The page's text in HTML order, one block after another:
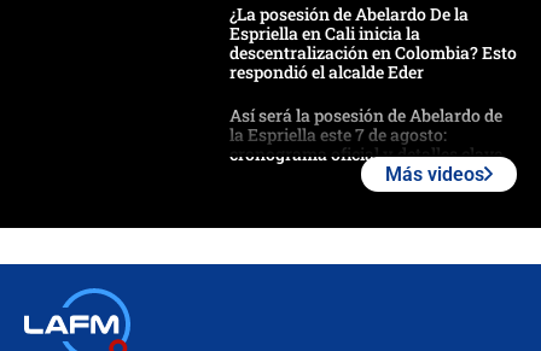
¿La posesión de Abelardo De la
Espriella en Cali inicia la
descentralización en Colombia? Esto
respondió el alcalde Eder
Así será la posesión de Abelardo de
la Espriella este 7 de agosto:
cronograma oficial y detalles clave
Más videos